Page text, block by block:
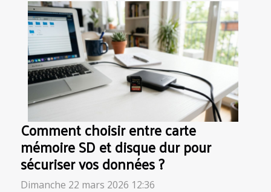
Comment choisir entre carte
mémoire SD et disque dur pour
sécuriser vos données ?
Dimanche 22 mars 2026 12:36